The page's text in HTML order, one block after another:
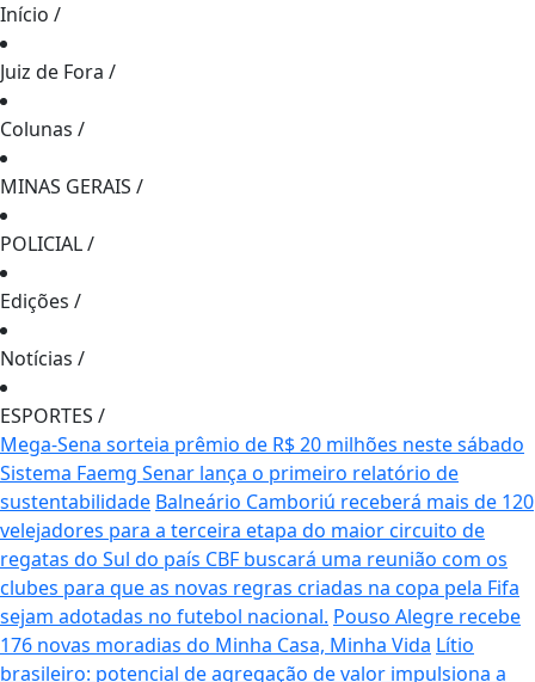
Início /
Juiz de Fora /
Colunas /
MINAS GERAIS /
POLICIAL/
Edições /
Notícias /
ESPORTES /
Mega-Sena sorteia prêmio de R$ 20 milhões neste sábado
Sistema Faemg Senar lança o primeiro relatório de
sustentabilidade Balneário Camboriú receberá mais de 120
velejadores para a terceira etapa do maior circuito de
regatas do Sul do país CBF buscará uma reunião com os
clubes para que as novas regras criadas na copa pela Fifa
sejam adotadas no futebol nacional. Pouso Alegre recebe
176 novas moradias do Minha Casa, Minha Vida Lítio
brasileiro: potencial de agregação de valor impulsiona a